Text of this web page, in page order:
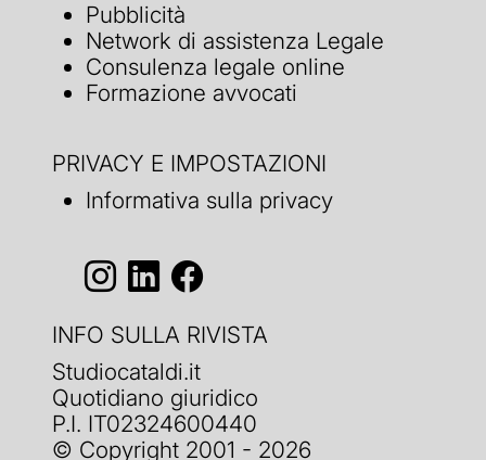
Pubblicità
Network di assistenza Legale
Consulenza legale online
Formazione avvocati
PRIVACY E IMPOSTAZIONI
Informativa sulla privacy
INFO SULLA RIVISTA
Studiocataldi.it
Quotidiano giuridico
P.I. IT02324600440
© Copyright 2001 - 2026